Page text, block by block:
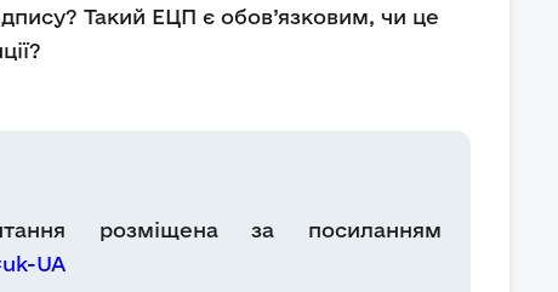
Такий ЕЦП є обов’язковим, чи це
розміщена за посиланням
UA